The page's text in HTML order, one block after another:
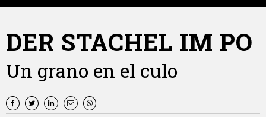
DER STACHEL IM PO
Un grano en el culo